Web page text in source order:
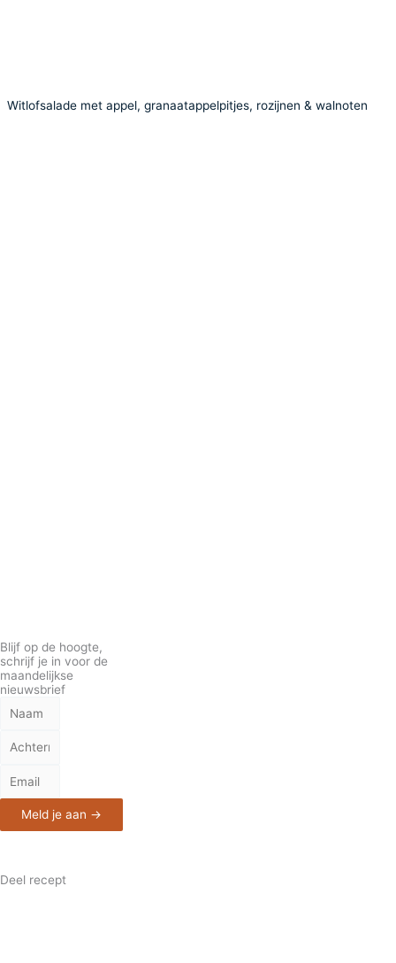
Witlofsalade met appel, granaatappelpitjes, rozijnen & walnoten
Blijf op de hoogte,
schrijf je in voor de
maandelijkse
nieuwsbrief
Meld je aan →
Deel recept